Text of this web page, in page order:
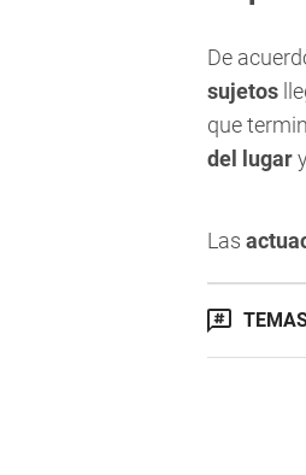
De
sujetos
que
del lugar
Las